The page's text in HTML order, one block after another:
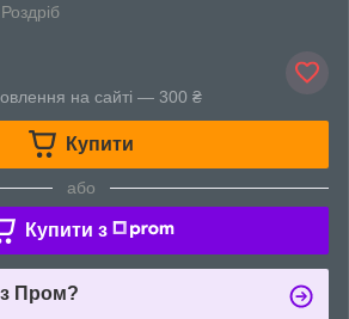
Роздріб
на сайті — 300 ₴
Купити
або
Купити з
Пром?